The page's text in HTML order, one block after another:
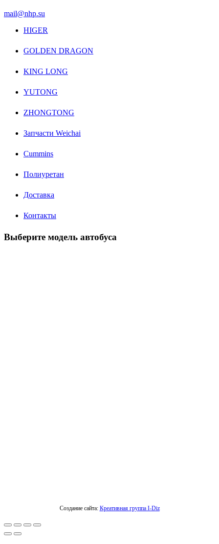
mail@nhp.su
HIGER
GOLDEN DRAGON
KING LONG
YUTONG
ZHONGTONG
Запчасти Weichai
Cummins
Полиуретан
Доставка
Контакты
Выберите модель автобуса
Создание сайта: Креативная группа I-Diz